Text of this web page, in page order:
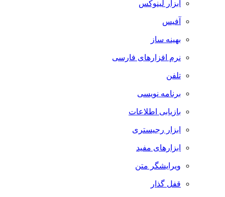
ابزار لینوکس
آفیس
بهینه ساز
نرم افزارهای فارسی
تلفن
برنامه نویسی
بازیابی اطلاعات
ابزار رجیستری
ابزارهای مفید
ویرایشگر متن
قفل گذار